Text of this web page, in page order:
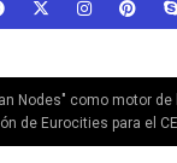
Nodes" como motor de
de Eurocities para el